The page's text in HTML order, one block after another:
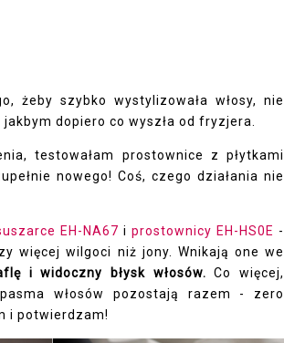
żeby szybko wystylizowała włosy, nie
jakbym dopiero co wyszła od fryzjera.
testowałam prostownice z płytkami
nowego! Coś, czego działania nie
EH-NA67 iprostownicy EH-HS0E -
więcej wilgoci niż jony. Wnikają one we
i widoczny błysk włosów. Co więcej,
włosów pozostają razem - zero
i potwierdzam!